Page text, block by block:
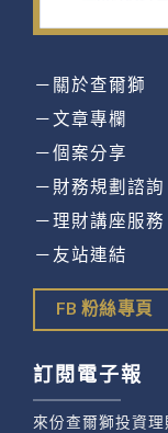
－關於查爾獅
－文章專欄
－個案分享
－財務規劃諮詢
－理財講座服務
－友站連結
FB 粉絲專頁
訂閱電子報
來份查爾獅投資理